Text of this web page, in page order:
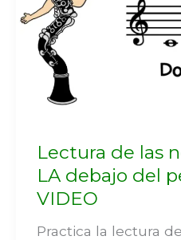
Lectura de las
LA debajo del
VIDEO
Practica la lectura